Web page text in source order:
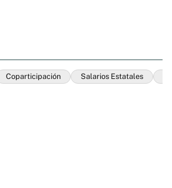
Coparticipación Salarios Estatales